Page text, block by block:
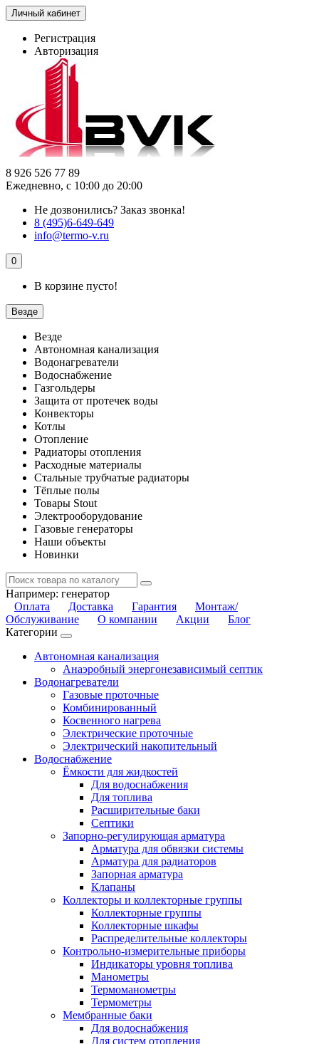
Личный кабинет
Регистрация
Авторизация
8 926 526 77 89
Ежедневно, с 10:00 до 20:00
Не дозвонились? Заказ звонка!
8 (495)6-649-649
info@termo-v.ru
0
В корзине пусто!
Везде
Везде
Автономная канализация
Водонагреватели
Водоснабжение
Газгольдеры
Защита от протечек воды
Конвекторы
Котлы
Отопление
Радиаторы отопления
Расходные материалы
Стальные трубчатые радиаторы
Тёплые полы
Товары Stout
Электрооборудование
Газовые генераторы
Наши объекты
Новинки
Например: генератор
Оплата
Доставка Гарантия
Монтаж/
Обслуживание
О компании Акции
Блог
Категории
Автономная канализация
Анаэробный энергонезависимый септик
Водонагреватели
Газовые проточные
Комбинированный
Косвенного нагрева
Электрические проточные
Электрический накопительный
Водоснабжение
Ёмкости для жидкостей
Для водоснабжения
Для топлива
Расширительные баки
Септики
Запорно-регулирующая арматура
Арматура для обвязки системы
Арматура для радиаторов
Запорная арматура
Клапаны
Коллекторы и коллекторные группы
Коллекторные группы
Коллекторные шкафы
Распределительные коллекторы
Контрольно-измерительные приборы
Индикаторы уровня топлива
Манометры
Термоманометры
Термометры
Мембранные баки
Для водоснабжения
Для систем отопления